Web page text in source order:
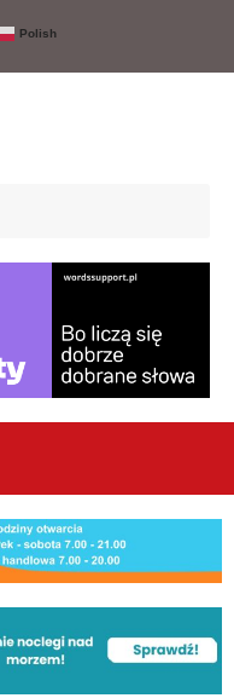
Polish